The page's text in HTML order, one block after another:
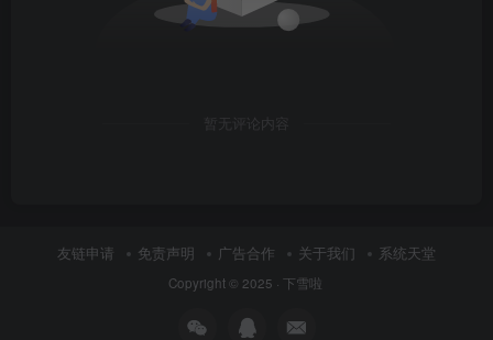
暂无评论内容
友链申请 免责声明 广告合作 关于我们 系统天堂
Copyright © 2025 · 下雪啦